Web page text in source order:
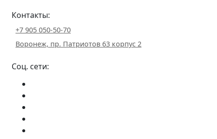
Контакты:
+7 905 050-50-70
Воронеж, пр. Патриотов 63 корпус 2
Соц. сети: